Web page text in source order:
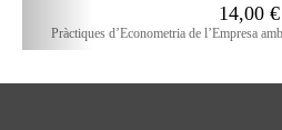
14,00 €
Pràctiques d’Econometria de l’Empresa